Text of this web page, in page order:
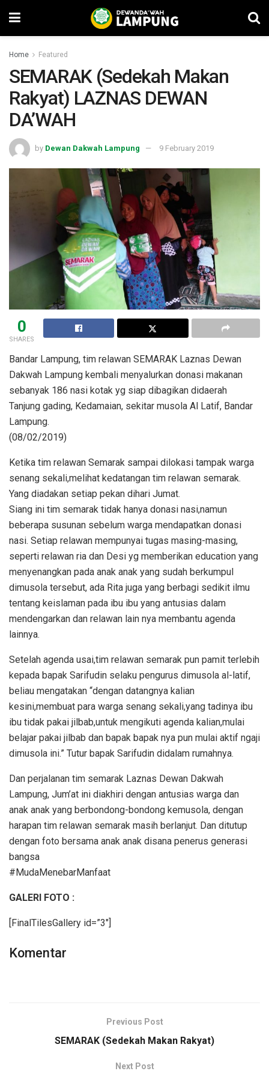
Home Featured
SEMARAK (Sedekah Makan
Rakyat) LAZNAS DEWAN
DA’WAH
by Dewan Dakwah Lampung 9 February 2019
0
SHARES
Bandar Lampung, tim relawan SEMARAK Laznas Dewan
Dakwah Lampung kembali menyalurkan donasi makanan
sebanyak 186 nasi kotak yg siap dibagikan didaerah
Tanjung gading, Kedamaian, sekitar musola Al Latif, Bandar
Lampung.
(08/02/2019)
Ketika tim relawan Semarak sampai dilokasi tampak warga
senang sekali,melihat kedatangan tim relawan semarak.
Yang diadakan setiap pekan dihari Jumat.
Siang ini tim semarak tidak hanya donasi nasi,namun
beberapa susunan sebelum warga mendapatkan donasi
nasi. Setiap relawan mempunyai tugas masing-masing,
seperti relawan ria dan Desi yg memberikan education yang
menyenangkan pada anak anak yang sudah berkumpul
dimusola tersebut, ada Rita juga yang berbagi sedikit ilmu
tentang keislaman pada ibu ibu yang antusias dalam
mendengarkan dan relawan lain nya membantu agenda
lainnya.
Setelah agenda usai,tim relawan semarak pun pamit terlebih
kepada bapak Sarifudin selaku pengurus dimusola al-latif,
beliau mengatakan “dengan datangnya kalian
kesini,membuat para warga senang sekali,yang tadinya ibu
ibu tidak pakai jilbab,untuk mengikuti agenda kalian,mulai
belajar pakai jilbab dan bapak bapak nya pun mulai aktif ngaji
dimusola ini.” Tutur bapak Sarifudin didalam rumahnya.
Dan perjalanan tim semarak Laznas Dewan Dakwah
Lampung, Jum’at ini diakhiri dengan antusias warga dan
anak anak yang berbondong-bondong kemusola, dengan
harapan tim relawan semarak masih berlanjut. Dan ditutup
dengan foto bersama anak anak disana penerus generasi
bangsa
#MudaMenebarManfaat
GALERI FOTO :
[FinalTilesGallery id=”3″]
Komentar
Previous Post
SEMARAK (Sedekah Makan Rakyat)
Next Post